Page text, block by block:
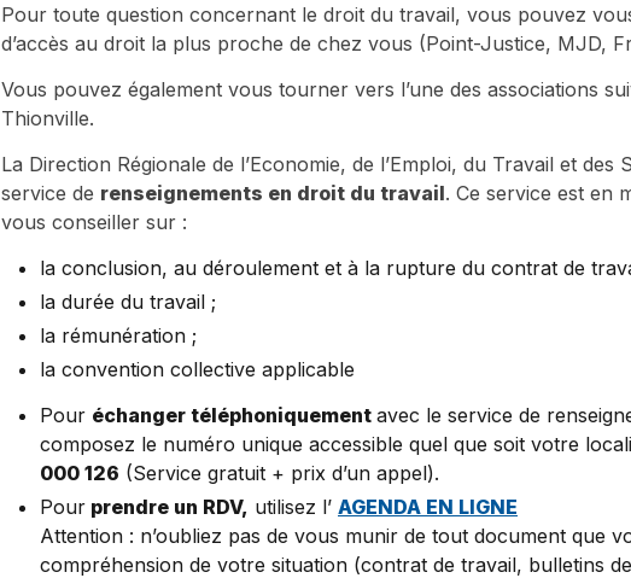
Pour toute question concernant le droit du travail, vous pouvez
d’accès au droit la plus proche de chez vous (Point-Justice, MJD,
Vous pouvez également vous tourner vers l’une des associations
Thionville.
La Direction Régionale de l’Economie, de l’Emploi, du Travail et des
service de renseignements en droit du travail. Ce service est en
vous conseiller sur :
la conclusion, au déroulement et à la rupture du contrat de
la durée du travail ;
la rémunération ;
la convention collective applicable
Pour échanger téléphoniquement avec le service de
composez le numéro unique accessible quel que soit votre
000 126 (Service gratuit + prix d’un appel).
Pour prendre un RDV, utilisez l’ AGENDA EN LIGNE
Attention : n’oubliez pas de vous munir de tout document que
compréhension de votre situation (contrat de travail, bulletins